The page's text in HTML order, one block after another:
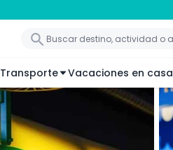
Transporte Vacaciones en casa